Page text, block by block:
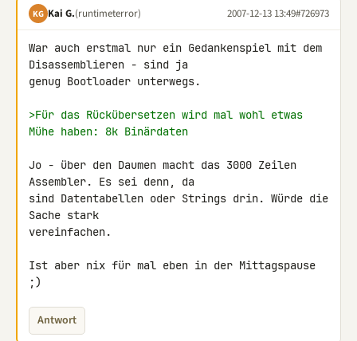
KG Kai G.(runtimeterror) 2007-12-13 13:49#726973
War auch erstmal nur ein Gedankenspiel mit dem
Disassemblieren - sind ja
genug Bootloader unterwegs.
>Für das Rückübersetzen wird mal wohl etwas
Mühe haben: 8k Binärdaten
Jo - über den Daumen macht das 3000 Zeilen
Assembler. Es sei denn, da
sind Datentabellen oder Strings drin. Würde die
Sache stark
vereinfachen.
Ist aber nix für mal eben in der Mittagspause
;)
Antwort